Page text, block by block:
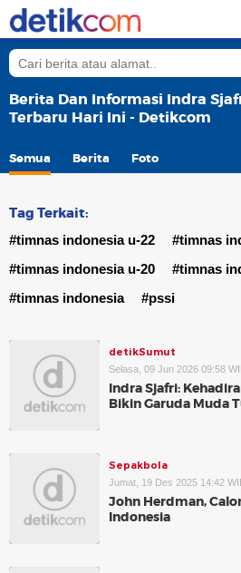
Berita Dan Informasi Indra
Terbaru Hari Ini - Detikcom
Semua Berita Foto
Tag Terkait:
#timnas indonesia u-22
#timnas
#timnas indonesia u-20
#timnas
#timnas indonesia
#pssi
detikSumut
Selasa, 09 Jun 2026 09:58
Indra Sjafri:
Bikin Garuda Muda
Sepakbola
Jumat, 19 Des 2025 14:42
John Herdman,
Indonesia